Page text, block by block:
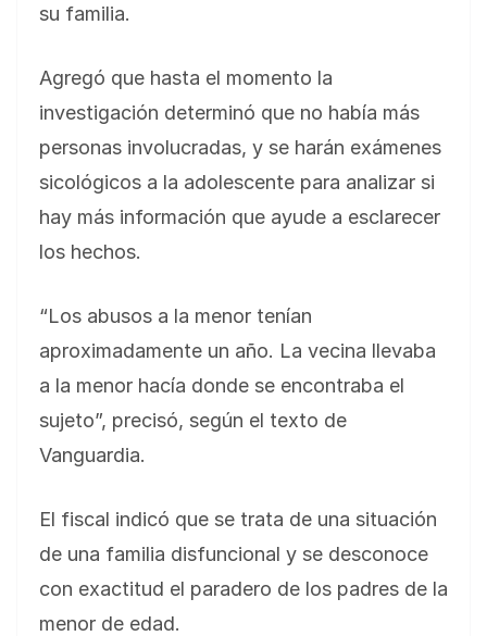
su familia.
Agregó que hasta el momento la
investigación determinó que no había más
personas involucradas, y se harán exámenes
sicológicos a la adolescente para analizar si
hay más información que ayude a esclarecer
los hechos.
“Los abusos a la menor tenían
aproximadamente un año. La vecina llevaba
a la menor hacía donde se encontraba el
sujeto”, precisó, según el texto de
Vanguardia.
El fiscal indicó que se trata de una situación
de una familia disfuncional y se desconoce
con exactitud el paradero de los padres de la
menor de edad.